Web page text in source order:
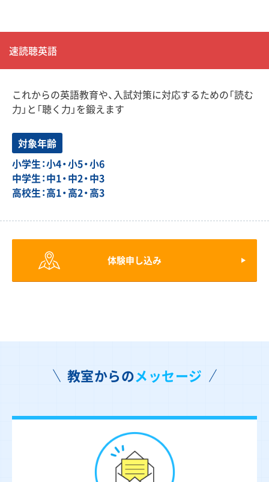
速読聴英語
これからの英語教育や、入試対策に対応するための「読む
力」と「聴く力」を鍛えます
対象年齢
小学生：小4・小5・小6
中学生：中1・中2・中3
高校生：高1・高2・高3
体験申し込み
教室からのメッセージ